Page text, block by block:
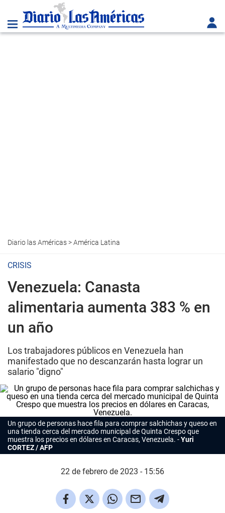
Diario las Américas>América Latina
CRISIS
Venezuela: Canasta
alimentaria aumenta 383 % en
un año
Los trabajadores públicos en Venezuela han
manifestado que no descanzarán hasta lograr un
salario "digno"
Un grupo de personas hace fila para comprar salchichas y queso en
una tienda cerca del mercado municipal de Quinta Crespo que
muestra los precios en dólares en Caracas, Venezuela.
Yuri
CORTEZ / AFP
22 de febrero de 2023 - 15:56